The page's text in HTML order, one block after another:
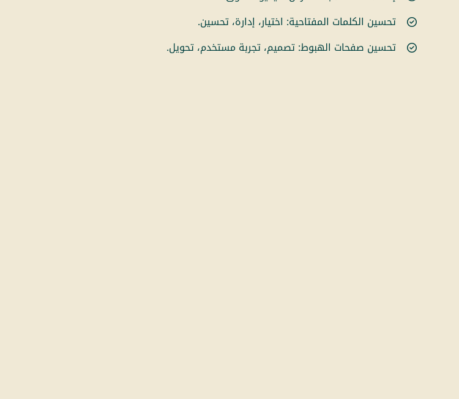
تحسين الكلمات المفتاحية: اختيار، إدارة، تحسين.
تحسين صفحات الهبوط: تصميم، تجربة مستخدم، تحويل.